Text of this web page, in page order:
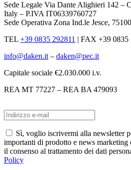
Sede Legale Via Dante Alighieri 142 –
Italy – P.IVA IT06339760727
Sede Operativa Zona Ind.le Jesce,
TEL +39 0835 292811 | FAX +39 0835
info@daken.it – daken@pec.it
Capitale sociale €2.030.000 i.v.
REA MT 77227 – REA BA 479093
Sì, voglio iscrivermi alla newsletter
importanti di prodotto e news marketing
il consenso al trattamento dei dati
Policy